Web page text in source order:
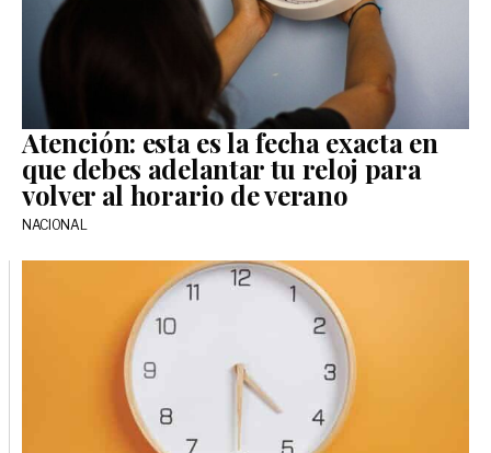
Atención: esta es la fecha exacta en
que debes adelantar tu reloj para
volver al horario de verano
NACIONAL